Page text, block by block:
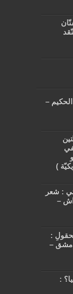
–
)
: شعر
–
:
دمشق –
: